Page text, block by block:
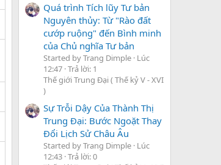
Quá trình Tích lũy Tư bản
Nguyên thủy: Từ "Rào đất
cướp ruộng" đến Bình minh
của Chủ nghĩa Tư bản
Started by Trang Dimple Lúc
12:47 Trả lời: 1
Thế giới Trung Đại ( Thế kỷ V - XVI
)
Sự Trỗi Dậy Của Thành Thị
Trung Đại: Bước Ngoặt Thay
Đổi Lịch Sử Châu Âu
Started by Trang Dimple Lúc
12:43 Trả lời: 0